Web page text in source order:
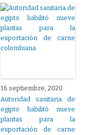
16 septiembre, 2020
Autoridad sanitaria de
egipto habilitó nueve
plantas para la
exportación de carne